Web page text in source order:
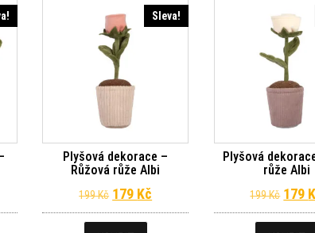
byla: 229 Kč.
cena je: 206 Kč.
Sleva!
Plyšová dekorace –
Růžová růže Albi
199Kč Původní cena byla: 199 Kč.
179 Kč Aktuální cena je: 179 Kč.
Plyšová
růže Albi
199Kč 179